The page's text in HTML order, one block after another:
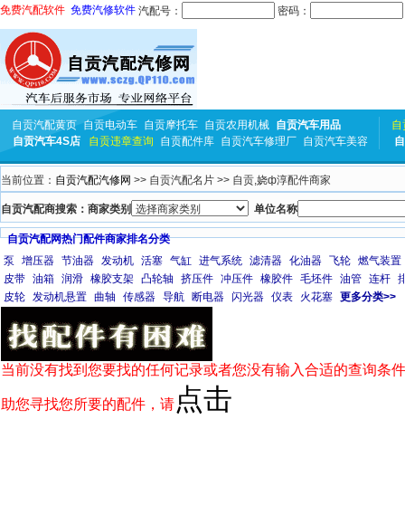
免费汽配软件 免费汽修软件 汽配号： 密码：
自贡汽配黄页 自贡电动车 自贡摩托车 自贡农用机械 自贡汽车用品
自贡汽车4S店
自贡违章查询 自贡配件库 自贡汽车修理厂 自贡汽车美容
自
当前位置： 自贡汽配汽修网 >> 自贡汽配名片 >> 自贡,娆ф淳配件商家
自贡汽配商搜索：商家类别 单位名称
自贡汽配网热门配件商家排名分类
泵
增压器 节油器 发动机 活塞 气缸 进气系统 滤清器 化油器 飞轮 燃气装置
皮带 油箱 润滑 橡胶支架 凸轮轴 挤压件 冲压件 橡胶件 毛坯件 油管 连杆
皮轮 发动机悬置 曲轴 传感器 导航 断电器 闪光器 仪表 火花塞 更多分类>>
当前没有找到您要找的任何记录或者您没有输入合适的查询条
助您寻找您所要的配件，请 点击